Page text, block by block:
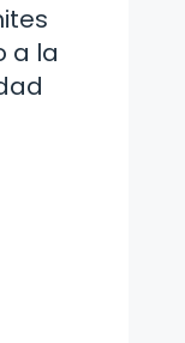
a la